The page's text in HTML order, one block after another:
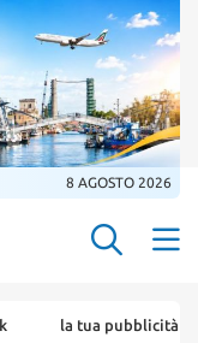
8 AGOSTO 2026
la tua pubblicità su